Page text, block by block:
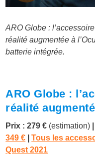
ARO Globe :
réalité augmentée à
batterie intégrée.
ARO Globe :
réalité
Prix : 279 € (estimation)
349 € |Tous les
Quest 2021